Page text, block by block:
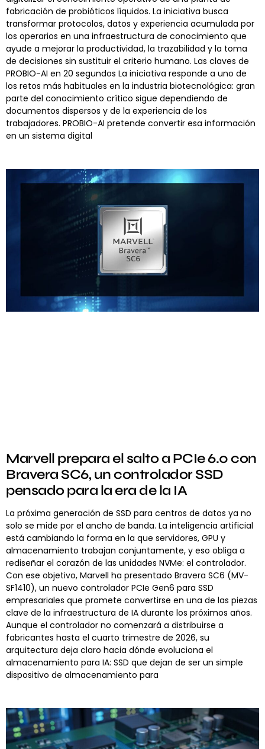
fabricación de probióticos líquidos. La iniciativa busca
transformar protocolos, datos y experiencia acumulada por
los operarios en una infraestructura de conocimiento que
ayude a mejorar la productividad, la trazabilidad y la toma
de decisiones sin sustituir el criterio humano. Las claves de
PROBIO-AI en 20 segundos La iniciativa responde a uno de
los retos más habituales en la industria biotecnológica: gran
parte del conocimiento crítico sigue dependiendo de
documentos dispersos y de la experiencia de los
trabajadores. PROBIO-AI pretende convertir esa información
en un sistema digital
Marvell prepara el salto a PCIe 6.0 con
Bravera SC6, un controlador SSD
pensado para la era de la IA
La próxima generación de SSD para centros de datos ya no
solo se mide por el ancho de banda. La inteligencia artificial
está cambiando la forma en la que servidores, GPU y
almacenamiento trabajan conjuntamente, y eso obliga a
rediseñar el corazón de las unidades NVMe: el controlador.
Con ese objetivo, Marvell ha presentado Bravera SC6 (MV-
SF1410), un nuevo controlador PCIe Gen6 para SSD
empresariales que promete convertirse en una de las piezas
clave de la infraestructura de IA durante los próximos años.
Aunque el controlador no comenzará a distribuirse a
fabricantes hasta el cuarto trimestre de 2026, su
arquitectura deja claro hacia dónde evoluciona el
almacenamiento para IA: SSD que dejan de ser un simple
dispositivo de almacenamiento para